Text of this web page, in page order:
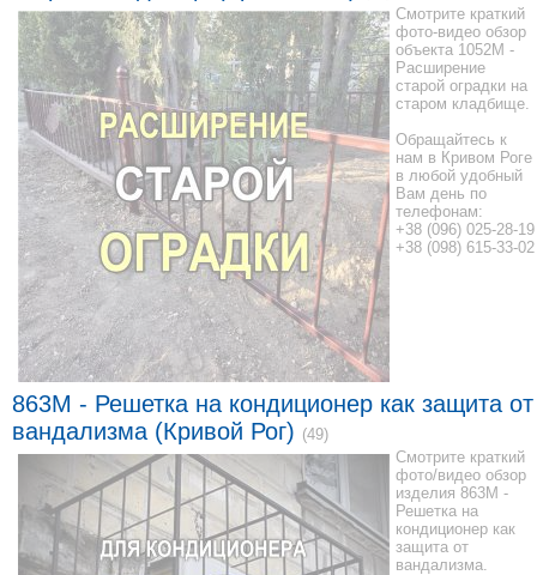
Смотрите краткий
фото-видео обзор
объекта 1052M -
Расширение
старой оградки на
старом кладбище.
Обращайтесь к
нам в Кривом Роге
в любой удобный
Вам день по
телефонам:
+38 (096) 025-28-19
+38 (098) 615-33-02
863M - Решетка на кондиционер как защита от
вандализма (Кривой Рог) (49)
Смотрите краткий
фото/видео обзор
изделия 863M -
Решетка на
кондиционер как
защита от
вандализма.